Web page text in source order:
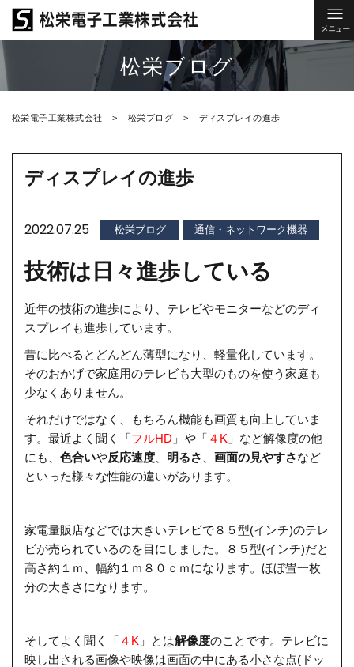
松栄ブログ
松栄電子工業株式会社 松栄ブログ ディスプレイの進歩
ディスプレイの進歩
2022.07.25 松栄ブログ 通信・ネットワーク機器
技術は日々進歩している
近年の技術の進歩により、テレビやモニターなどのディ
スプレイも進歩しています。
昔に比べるとどんどん薄型になり、軽量化しています。
そのおかげで家庭用のテレビも大型のものを使う家庭も
少なくありません。
それだけではなく、もちろん機能も画質も向上していま
す。最近よく聞く「フルHD 」や「 ４K 」など解像度の他
にも、 色合いや反応速度 明るさ 画面の見やすさなど
といった様々な性能の違いがあります。
家電量販店などでは大きいテレビで８５型(インチ)のテレ
ビが売られているのを目にしました。８５型(インチ)だと
高さ約１ｍ、幅約１ｍ８０ｃｍになります。ほぼ畳一枚
分の大きさになります。
そしてよく聞く「 ４K 」とは解像度のことです。テレビに
映し出される画像や映像は画面の中にある小さな点(ドッ